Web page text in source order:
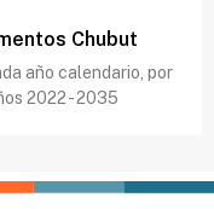
Chubut
año calendario, por
2022 - 2035